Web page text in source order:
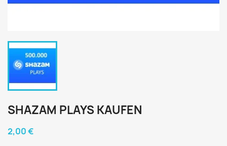
SHAZAM PLAYS KAUFEN
2,00 €